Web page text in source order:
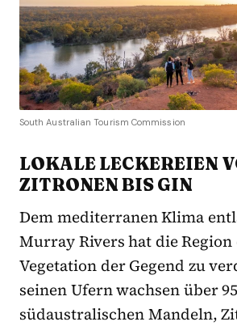
South Australian Tourism Commission
LOKALE LECKEREIEN
ZITRONEN BIS GIN
Dem mediterranen Klima
Murray Rivers hat die
Vegetation der Gegend zu
seinen Ufern wachsen über
südaustralischen Mandeln,